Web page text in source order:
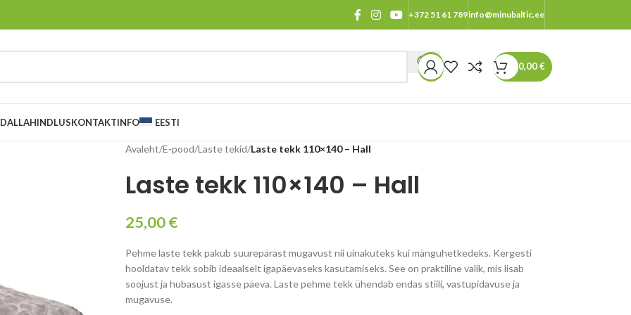
+372 51 61 789info@minubaltic.ee
0,00€
ALLAHINDLUSKONTAKTINFO EESTI
Avaleht/E-pood/Laste tekid/Laste tekk 110×140 – Hall
Laste tekk 110×140 – Hall
25,00€
Pehme laste tekk pakub suurepärast mugavust nii uinakuteks kui mänguhetkedeks. Kergesti
hooldatav tekk sobib ideaalselt igapäevaseks kasutamiseks. See on praktiline valik, mis lisab
soojust ja hubasust igasse päeva. Laste pehme tekk ühendab endas stiili, vastupidavuse ja
mugavuse.